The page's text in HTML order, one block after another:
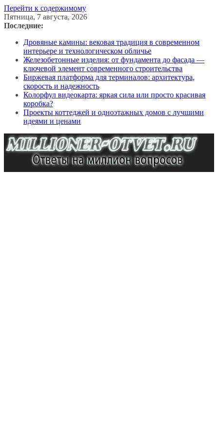
Перейти к содержимому
Пятница, 7 августа, 2026
Последние:
Дровяные камины: вековая традиция в современном
интерьере и технологическом обличье
Железобетонные изделия: от фундамента до фасада —
ключевой элемент современного строительства
Биржевая платформа для терминалов: архитектура,
скорость и надежность
Колорфул видеокарта: яркая сила или просто красивая
коробка?
Проекты коттеджей и одноэтажных домов с лучшими
идеями и ценами